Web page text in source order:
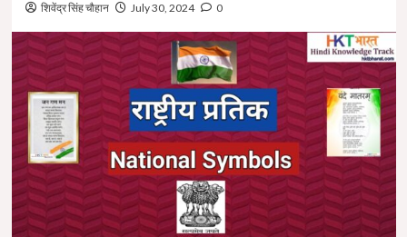
शिवेंद्र सिंह चौहान July 30, 2024 0